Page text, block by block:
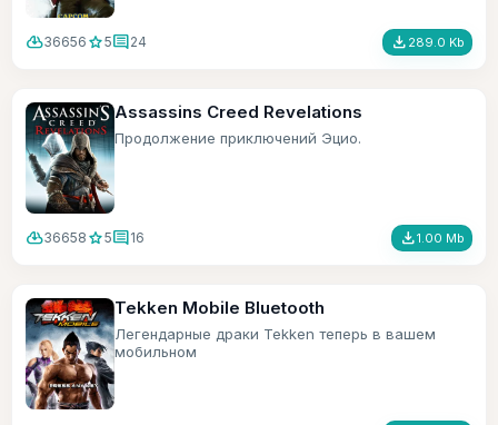
cloud_download36656 star5comment24 file_download 289.0 Kb
Assassins Creed Revelations
Продолжение приключений Эцио.
cloud_download36658 star5comment16 file_download1.00 Mb
Tekken Mobile Bluetooth
Легендарные драки Tekken теперь в вашем
мобильном